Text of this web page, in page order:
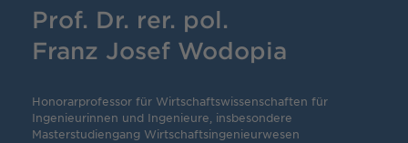
Prof. Dr. rer. pol.
Franz Josef Wodopia
Honorarprofessor für Wirtschaftswissenschaften für
Ingenieurinnen und Ingenieure, insbesondere
Masterstudiengang Wirtschaftsingenieurwesen